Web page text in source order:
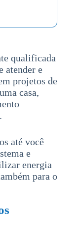
qualificada
atender e
projetos de
casa,
até você
e
energia
para o